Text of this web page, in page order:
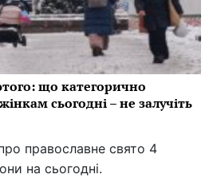
що категорично
сьогодні – не залучіть
православне свято 4
на сьогодні.